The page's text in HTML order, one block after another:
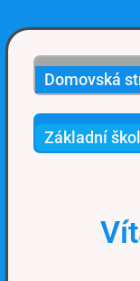
Domovská
Základní